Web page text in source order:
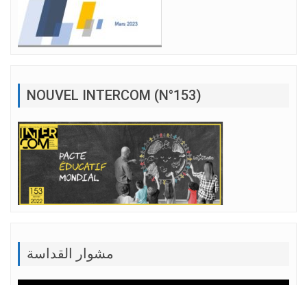
NOUVEL INTERCOM (N°153)
مشوار القداسة